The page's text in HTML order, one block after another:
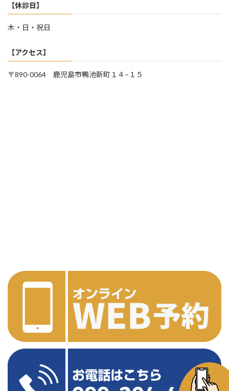
【休診日】
木・日・祝日
【アクセス】
〒890-0064 鹿児島市鴨池新町１４−１５